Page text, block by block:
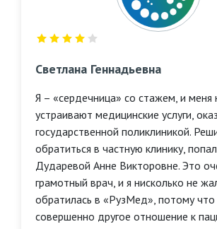
Светлана Геннадьевна
Я – «сердечница» со стажем, и меня
устраивают медицинские услуги,
государственной поликлиникой.
обратиться в частную клинику,
Дударевой Анне Викторовне. Это
грамотный врач, и я нисколько не
обратилась в «РузМед», потому что
совершенно другое отношение к